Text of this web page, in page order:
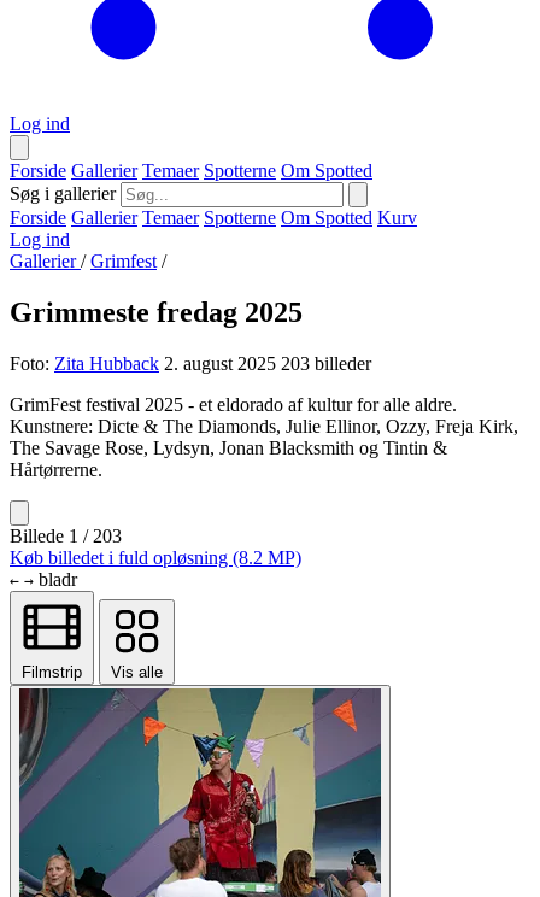
Log ind
Forside Gallerier Temaer Spotterne Om Spotted
Søg i gallerier
Forside Gallerier Temaer Spotterne Om Spotted Kurv
Log ind
Gallerier/ Grimfest /
Grimmeste fredag 2025
Foto: Zita Hubback 2. august 2025 203 billeder
GrimFest festival 2025 - et eldorado af kultur for alle aldre.
Kunstnere: Dicte & The Diamonds, Julie Ellinor, Ozzy, Freja Kirk,
The Savage Rose, Lydsyn, Jonan Blacksmith og Tintin &
Hårtørrerne.
Billede 1 / 203
Køb billedet i fuld opløsning (8.2 MP)
← → bladr
Filmstrip Vis alle